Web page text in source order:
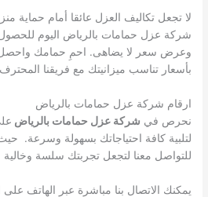
لا تجعل تكاليف العزل عائقا أمام حماية
شركة عزل حمامات بالرياض اليوم
وعرض سعر لا يضاهى. احمِ حمامك واحصل
بأسعار تناسب ميزانيتك مع فريقنا
ارقام شركة عزل حمامات بالرياض
نحرص في شركة عزل حمامات بالرياض
لتلبية كافة احتياجاتك بسهولة وسرعة.
للتواصل معنا لتجعل تجربتك سلسة
يمكنك الاتصال بنا مباشرة عبر الهاتف على